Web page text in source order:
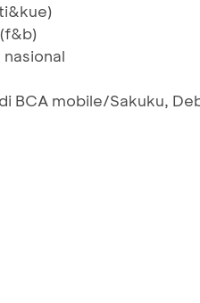
BCA mobile/Sakuku,